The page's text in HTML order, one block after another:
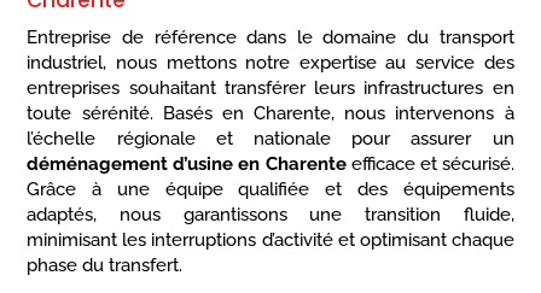
Entreprise de référence dans le domaine du transport
industriel, nous mettons notre expertise au service des
entreprises souhaitant transférer leurs infrastructures en
toute sérénité. Basés en Charente, nous intervenons à
l’échelle régionale et nationale pour assurer un
déménagement d’usine en Charenteefficace et sécurisé.
Grâce à une équipe qualifiée et des équipements
adaptés, nous garantissons une transition fluide,
minimisant les interruptions d’activité et optimisant chaque
phase du transfert.